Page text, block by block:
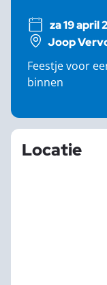
za 19 april
Joop
Feestje voor
binnen
Locatie